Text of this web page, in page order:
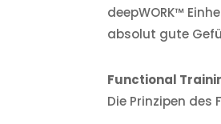
deepWORK™
absolut gute
Functional
Die Prinzipen